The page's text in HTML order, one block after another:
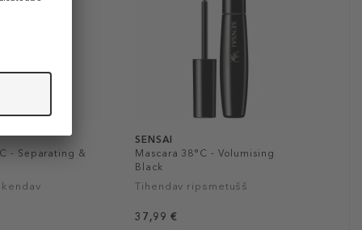
- Separating &
SENSAI
Mascara 38°C - Volumising
Black
Tihendav ripsmetušš
37,99 €